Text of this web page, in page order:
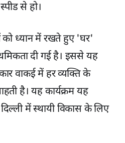
से हो।
को ध्यान में रखते हुए 'घर'
दी गई है। इससे यह
वाकई में हर व्यक्ति के
है। यह कार्यक्रम यह
में स्थायी विकास के लिए